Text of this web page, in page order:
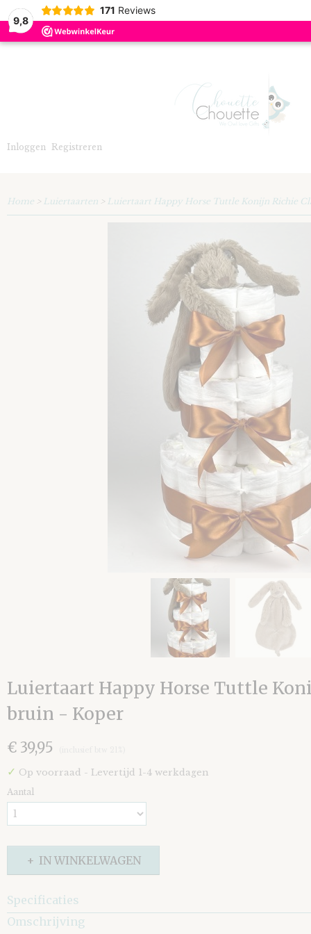
9,8
171 Reviews
Inloggen Registreren
Home > Luiertaarten > Luiertaart Happy Horse Tuttle Konijn Richie
Luiertaart Happy Horse Tuttle
bruin - Koper
€ 39,95
✓ Op voorraad - Levertijd 1-4 werkdagen
Aantal
IN WINKELWAGEN
Specificaties
EAN code
Omschrijving